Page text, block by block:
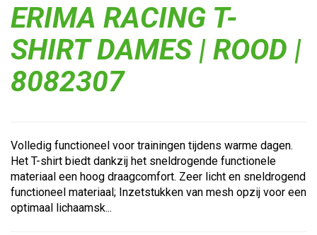
ERIMA RACING T-
SHIRT DAMES | ROOD |
8082307
Volledig functioneel voor trainingen tijdens warme dagen.
Het T-shirt biedt dankzij het sneldrogende functionele
materiaal een hoog draagcomfort. Zeer licht en sneldrogend
functioneel materiaal; Inzetstukken van mesh opzij voor een
optimaal lichaamsk...